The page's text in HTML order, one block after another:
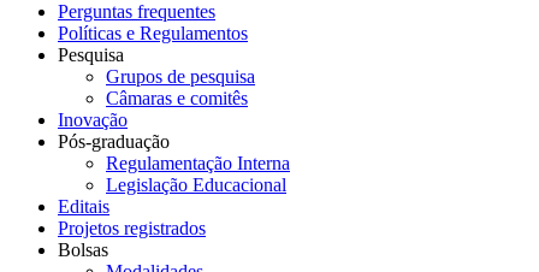
Perguntas frequentes
Políticas e Regulamentos
Pesquisa
Grupos de pesquisa
Câmaras e comitês
Inovação
Pós-graduação
Regulamentação Interna
Legislação Educacional
Editais
Projetos registrados
Bolsas